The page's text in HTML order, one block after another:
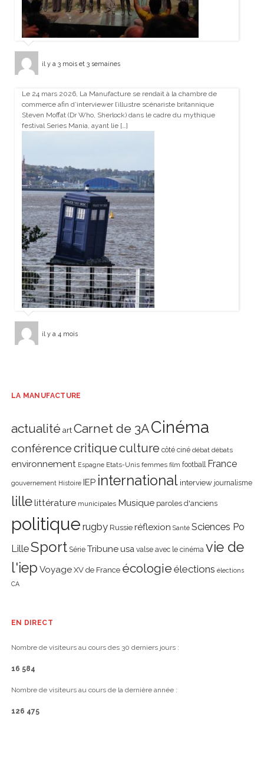
il y a 3 mois et 3 semaines
Le 24 mars 2026, La Manufacture se rendait à la chambre de
commerce afin d’interviewer l’illustre scénariste britannique
Steven Moffat (Dr Who, Sherlock) dans le cadre du mythique
festival Series Mania, ayant lie […]
il y a 4 mois
LA MANUFACTURE
actualité art Carnet de 3ACinéma
conférencecritiqueculture côté ciné débat débats
environnement Espagne Etats-Unis femmes film football France
gouvernement Histoire IEP international interview journalisme
lillelittérature municipales Musique paroles d'anciens
politique rugby Russie réflexion Santé Sciences Po
LilleSport Série Tribune usa valse avec le cinéma vie de
l'iep Voyage XV de France écologie élections élections
CA
EN DIRECT
Nombre de visiteurs au cours des 30 derniers jours :
16 584
Nombre de visiteurs au cours de la dernière année :
126 475